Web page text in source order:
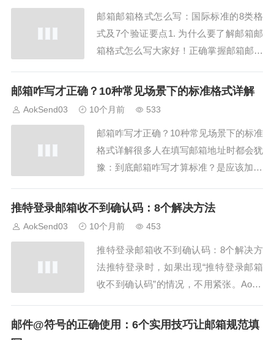
邮箱邮箱格式怎么写：国际标准的8类格
式及7个验证要点1. 为什么要了解邮箱邮
箱格式怎么写大家好！正确掌握邮箱邮箱
AokSend提供国际标准格式支持，帮助用
常见的邮箱邮箱格式怎么写就是“用户名...
邮箱咋写才正确？10种常见场景下的标准格式详解
AokSend03 10个月前 533
邮箱咋写才正确？10种常见场景下的标准
格式详解很多人在填写邮箱地址时都会犹
豫：到底邮箱咋写才算标准？是应该加“w
写格式有严格的国际规范，一旦写错，邮
绑定、社交登录等十个常见使用场景出
发...
推特登录邮箱收不到确认码：8个解决方法
AokSend03 10个月前 453
推特登录邮箱收不到确认码：8个解决方
法推特登录时，如果出现“推特登录邮箱
收不到确认码”的情况，不用紧张。AokS
邮箱验证码，顺利登录账户。1. 推特登录
邮件@符号的正确使用：6个实用技巧让邮箱规范填